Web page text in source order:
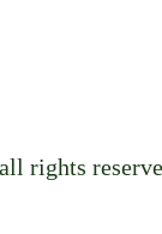
rights